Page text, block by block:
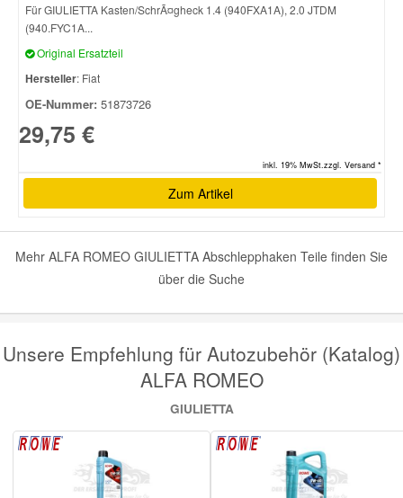
Für GIULIETTA Kasten/SchrÃ¤gheck 1.4 (940FXA1A), 2.0 JTDM
(940.FYC1A...
Original Ersatzteil
Hersteller: Fiat
OE-Nummer: 51873726
29,75 €
inkl. 19% MwSt.zzgl. Versand *
Zum Artikel
Mehr ALFA ROMEO GIULIETTA Abschlepphaken Teile finden Sie
über die Suche
Unsere Empfehlung für Autozubehör (Katalog)
ALFA ROMEO
GIULIETTA